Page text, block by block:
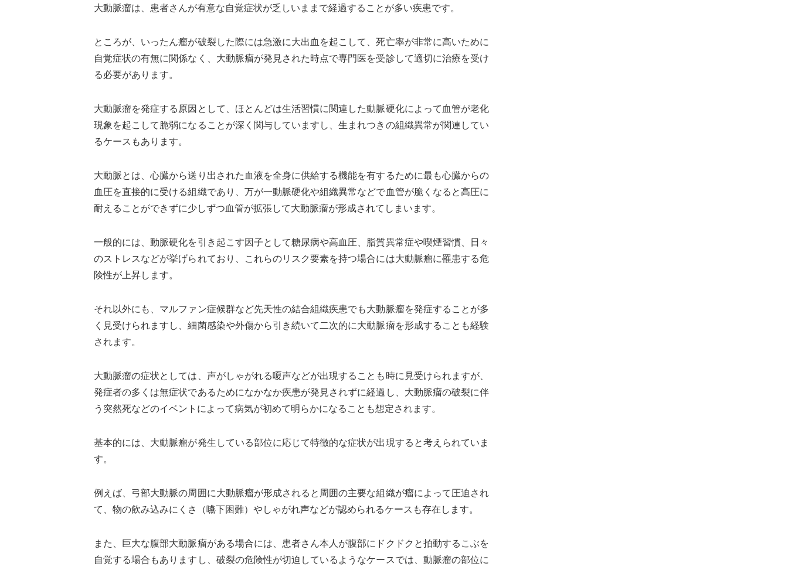
大動脈瘤は、患者さんが有意な自覚症状が乏しいままで経過することが多い疾患です。
ところが、いったん瘤が破裂した際には急激に大出血を起こして、死亡率が非常に高いために
自覚症状の有無に関係なく、大動脈瘤が発見された時点で専門医を受診して適切に治療を受け
る必要があります。
大動脈瘤を発症する原因として、ほとんどは生活習慣に関連した動脈硬化によって血管が老化
現象を起こして脆弱になることが深く関与していますし、生まれつきの組織異常が関連してい
るケースもあります。
大動脈とは、心臓から送り出された血液を全身に供給する機能を有するために最も心臓からの
血圧を直接的に受ける組織であり、万が一動脈硬化や組織異常などで血管が脆くなると高圧に
耐えることができずに少しずつ血管が拡張して大動脈瘤が形成されてしまいます。
一般的には、動脈硬化を引き起こす因子として糖尿病や高血圧、脂質異常症や喫煙習慣、日々
のストレスなどが挙げられており、これらのリスク要素を持つ場合には大動脈瘤に罹患する危
険性が上昇します。
それ以外にも、マルファン症候群など先天性の結合組織疾患でも大動脈瘤を発症することが多
く見受けられますし、細菌感染や外傷から引き続いて二次的に大動脈瘤を形成することも経験
されます。
大動脈瘤の症状としては、声がしゃがれる嗄声などが出現することも時に見受けられますが、
発症者の多くは無症状であるためになかなか疾患が発見されずに経過し、大動脈瘤の破裂に伴
う突然死などのイベントによって病気が初めて明らかになることも想定されます。
基本的には、大動脈瘤が発生している部位に応じて特徴的な症状が出現すると考えられていま
す。
例えば、弓部大動脈の周囲に大動脈瘤が形成されると周囲の主要な組織が瘤によって圧迫され
て、物の飲み込みにくさ（嚥下困難）やしゃがれ声などが認められるケースも存在します。
また、巨大な腹部大動脈瘤がある場合には、患者さん本人が腹部にドクドクと拍動するこぶを
自覚する場合もありますし、破裂の危険性が切迫しているようなケースでは、動脈瘤の部位に